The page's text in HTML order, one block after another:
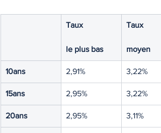
Taux
le plus bas
Taux
moyen
10ans 2,91% 3,22%
15ans 2,95% 3,22%
20ans 2,95% 3,11%